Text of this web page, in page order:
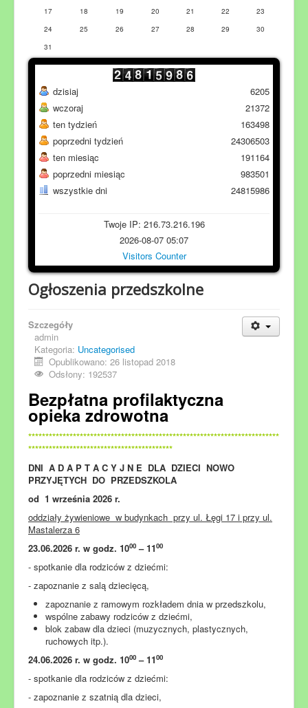
17
18 19 20 21 22
23
24
25 26 27 28 29
30
31
dzisiaj
wczoraj
ten tydzień
poprzedni tydzień
ten miesiąc
poprzedni miesiąc
wszystkie dni
6205
21372
163498
24306503
191164
983501
24815986
Twoje IP: 216.73.216.196
2026-08-07 05:07
Visitors Counter
Ogłoszenia przedszkolne
Szczegóły
admin
Kategoria: Uncategorised
Opublikowano: 26 listopad 2018
Odsłony: 192537
Bezpłatna profilaktyczna
opieka zdrowotna
*************************************************************************
******************************************
DNI A D A P T A C Y J N E DLA DZIECI NOWO
PRZYJĘTYCH DO PRZEDSZKOLA
od 1 września 2026 r.
oddziały żywieniowe w budynkach przy ul. Łęgi 17 i przy ul.
Mastalerza 6
23.06.2026 r. w godz. 1000 – 1100
- spotkanie dla rodziców z dziećmi:
- zapoznanie z salą dziecięcą,
zapoznanie z ramowym rozkładem dnia w przedszkolu,
wspólne zabawy rodziców z dziećmi,
blok zabaw dla dzieci (muzycznych, plastycznych,
ruchowych itp.).
24.06.2026 r. w godz. 1000 – 1100
- spotkanie dla rodziców z dziećmi:
- zapoznanie z szatnią dla dzieci,